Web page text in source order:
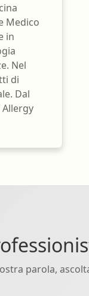
Medico
in
Nel
di
Dal
Allergy
parola,